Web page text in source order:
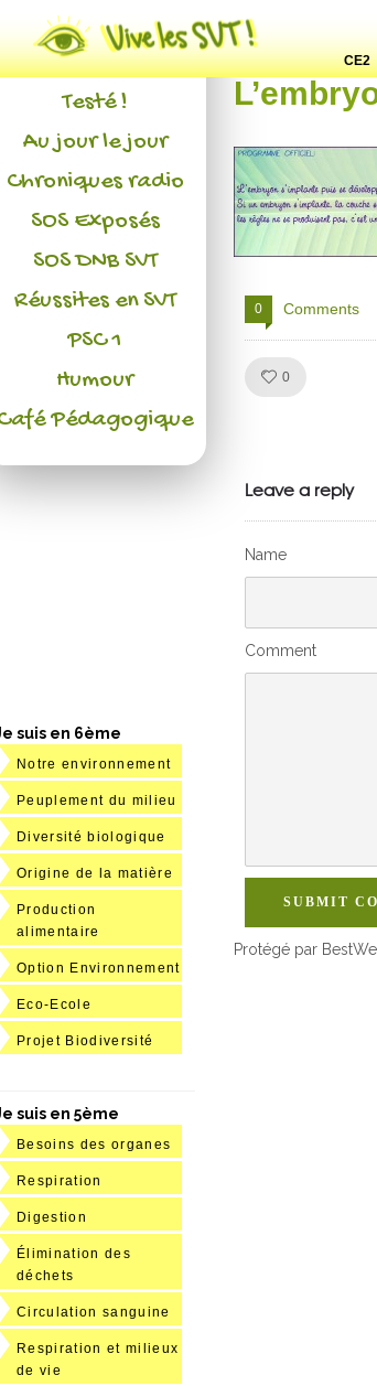
CE2
0 Comments
0
Leave a reply
Name
Comment
SUBMIT
Protégé par
Actualités
L'association
Testé !
Au jour le jour
Chroniques radio
SOS Exposés
SOS DNB SVT
Réussites en SVT
PSC 1
Humour
Pédagogique
suis en 6ème
Notre environnement
Peuplement du milieu
Diversité biologique
Origine de la matière
Production
alimentaire
Option Environnement
Eco-Ecole
Projet Biodiversité
suis en 5ème
Besoins des organes
Respiration
Digestion
Élimination des
déchets
Circulation sanguine
Respiration et milieux
de vie